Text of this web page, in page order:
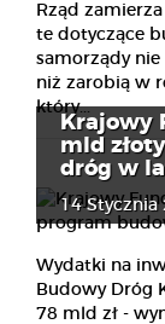
Rząd
te dotyczące
samorządy nie
niż zarobią w
który...
Krajowy
mld
dróg w
14 Stycznia
Wydatki na
Budowy Dróg
78 mld zł -